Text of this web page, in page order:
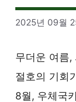
2025년 09월
무더운 여름,
절호의 기회
8월, 우체국